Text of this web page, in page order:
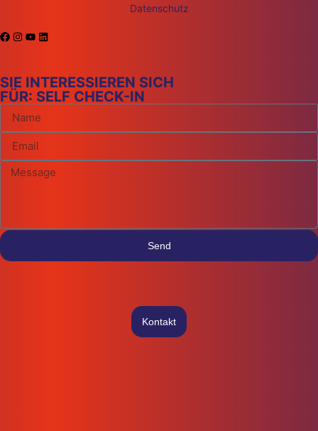
Datenschutz
SIE INTERESSIEREN SICH
FÜR: SELF CHECK-IN
Send
Kontakt